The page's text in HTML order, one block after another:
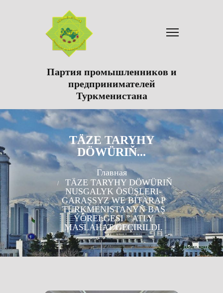
Партия промышленников и
предпринимателей
Туркменистана
TÄZE TARYHY
DÖWÜRIŇ...
Главная
TÄZE TARYHY DÖWÜRIŇ
NUSGALYK ÖSÜŞLERI-
GARAŞSYZ WE BITARAP
TÜRKMENISTANYŇ BAŞ
ÝÖRELGESI ” ATLY
MASLAHAT GEÇIRILDI.